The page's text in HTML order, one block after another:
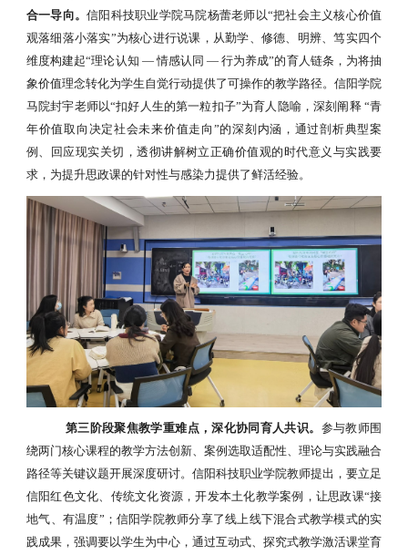
合一导向。信阳科技职业学院马院杨蕾老师以“把社会主义核心价值
观落细落小落实”为核心进行说课，从勤学、修德、明辨、笃实四个
维度构建起“理论认知 — 情感认同 — 行为养成”的育人链条，为将抽
象价值理念转化为学生自觉行动提供了可操作的教学路径。信阳学院
马院封宇老师以“扣好人生的第一粒扣子”为育人隐喻，深刻阐释 “青
年价值取向决定社会未来价值走向”的深刻内涵，通过剖析典型案
例、回应现实关切，透彻讲解树立正确价值观的时代意义与实践要
求，为提升思政课的针对性与感染力提供了鲜活经验。
第三阶段聚焦教学重难点，深化协同育人共识。 参与教师围
绕两门核心课程的教学方法创新、案例选取适配性、理论与实践融合
路径等关键议题开展深度研讨。信阳科技职业学院教师提出，要立足
信阳红色文化、传统文化资源，开发本土化教学案例，让思政课“接
地气、有温度”；信阳学院教师分享了线上线下混合式教学模式的实
践成果，强调要以学生为中心，通过互动式、探究式教学激活课堂育